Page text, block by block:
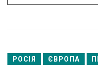
РОСІЯ ЄВРОПА